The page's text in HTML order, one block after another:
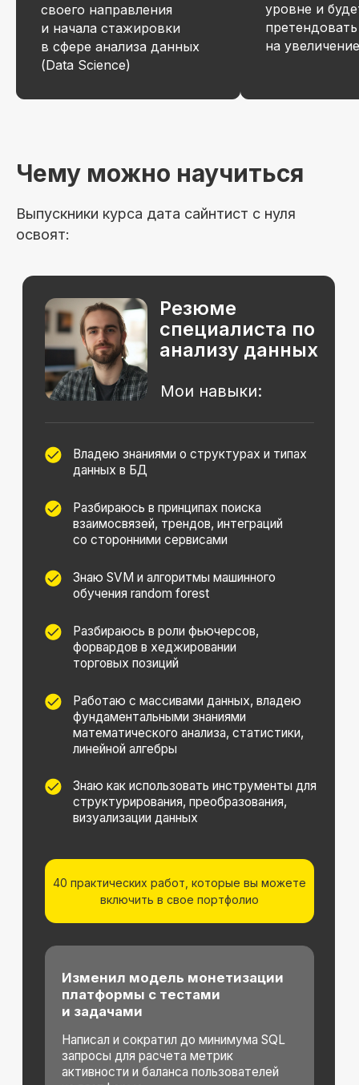
своего направления
и начала стажировки
в сфере анализа данных
(Data Science)
уровне и
претендовать
на
Чему можно научиться
Выпускники курса дата сайнтист с нуля
освоят:
Владею знаниями о структурах и типах
данных в БД
Разбираюсь в принципах поиска
взаимосвязей, трендов, интеграций
со сторонними сервисами
Работаю с массивами данных, владею
математического анализа, статистики,
линейной алгебры
Изменил модель монетизации
платформы с тестами
и задачами
Написал и сократил до минимума SQL
активности и баланса пользователей
на платформе
Технические инструменты.
Дополнительные навыки
nginx
40 практических работ, которые вы можете
включить в свое портфолио
gunicorn
SQL
Plotly
Seaborn
Pandas CRM/Trello
Юкасса
Numpy